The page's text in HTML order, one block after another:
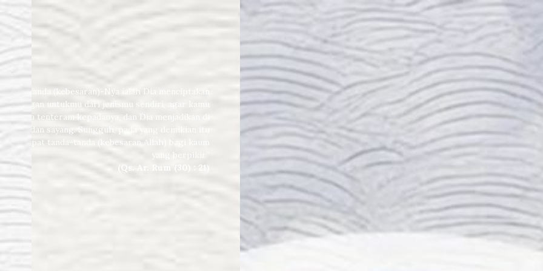
tanda-tanda (kebesaran)-Nya ialah Dia menciptakan
pasangan untukmu dari jenismu sendiri, agar kamu
merasa tenteram kepadanya, dan Dia menjadikan di
kasih dan sayang. Sungguh, pada yang demikian itu
terdapat tanda-tanda (kebesaran Allah) bagi kaum
yang berpikir”
(Qs. Ar. Rum (30) : 21)